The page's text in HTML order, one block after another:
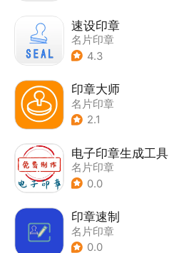
速设印章
名片印章
4.3
印章大师
名片印章
2.1
电子印章生成工具
名片印章
0.0
印章速制
名片印章
0.0